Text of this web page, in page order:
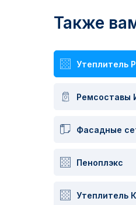
Также
Утеплитель
Ремсоставы
Фасадные
Пеноплэкс
Утеплитель